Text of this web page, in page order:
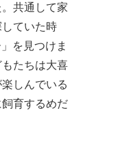
共通して家
ていた時
を見つけま
たちは大喜
しんでいる
育するめだ